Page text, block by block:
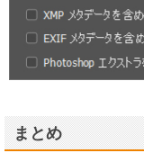
まとめ